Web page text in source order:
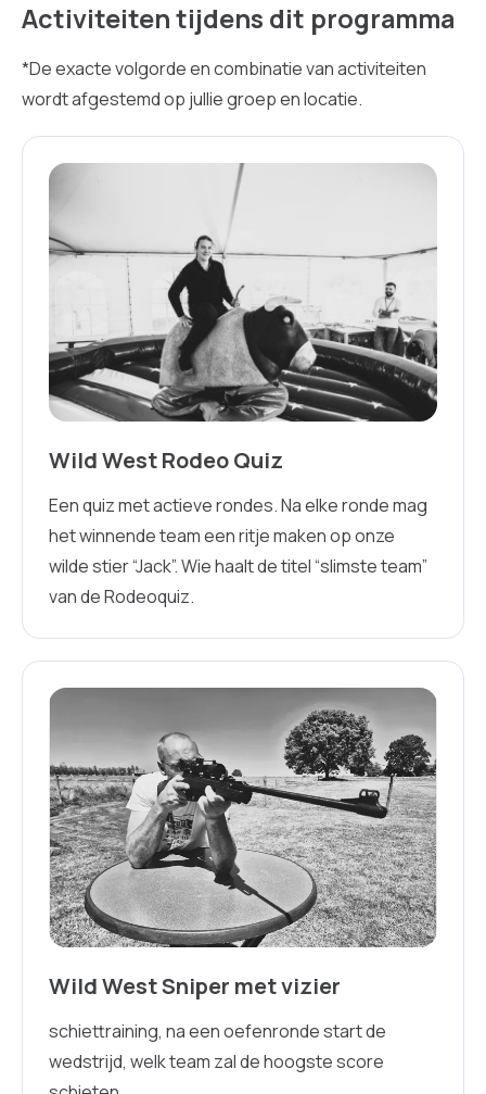
Activiteiten tijdens dit programma
*De exacte volgorde en combinatie van activiteiten
wordt afgestemd op jullie groep en locatie.
Wild West Rodeo Quiz
Een quiz met actieve rondes. Na elke ronde mag
het winnende team een ritje maken op onze
wilde stier “Jack”. Wie haalt de titel “slimste team”
van de Rodeoquiz.
Wild West Sniper met vizier
schiettraining, na een oefenronde start de
wedstrijd, welk team zal de hoogste score